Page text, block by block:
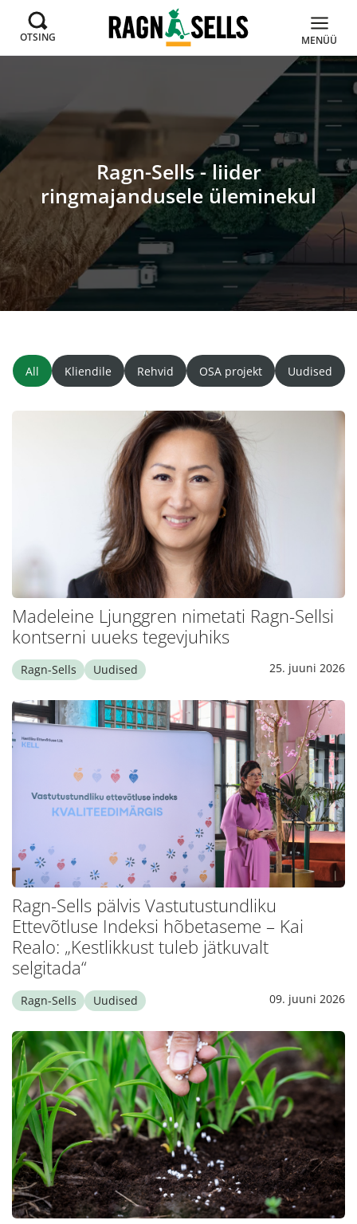
OTSING MENÜÜ
Ragn-Sells - liider
ringmajandusele üleminekul
Uudised
All Kliendile Rehvid OSA projekt Uudised
Madeleine Ljunggren nimetati Ragn-Sellsi
kontserni uueks tegevjuhiks
Ragn-Sells Uudised 25. juuni 2026
Ragn-Sells pälvis Vastutustundliku
Ettevõtluse Indeksi hõbetaseme – Kai
Realo: „Kestlikkust tuleb jätkuvalt
selgitada“
Ragn-Sells Uudised 09. juuni 2026